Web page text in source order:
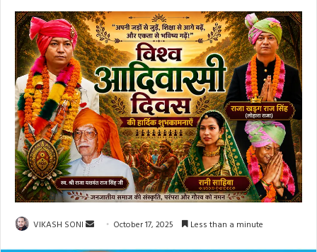
VIKASH SONI
Send October 17, 2025 Less than a minute